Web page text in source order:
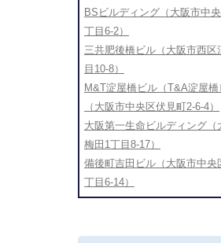
BSビルディング（大阪市中
丁目6-2）
三共肥後橋ビル（大阪市西区
目10-8）
M&T淀屋橋ビル（T&A淀屋橋
（大阪市中央区伏見町2-6-4）
大阪第一生命ビルディング（
梅田1丁目8-17）
備後町吉田ビル（大阪市中央
丁目6-14）